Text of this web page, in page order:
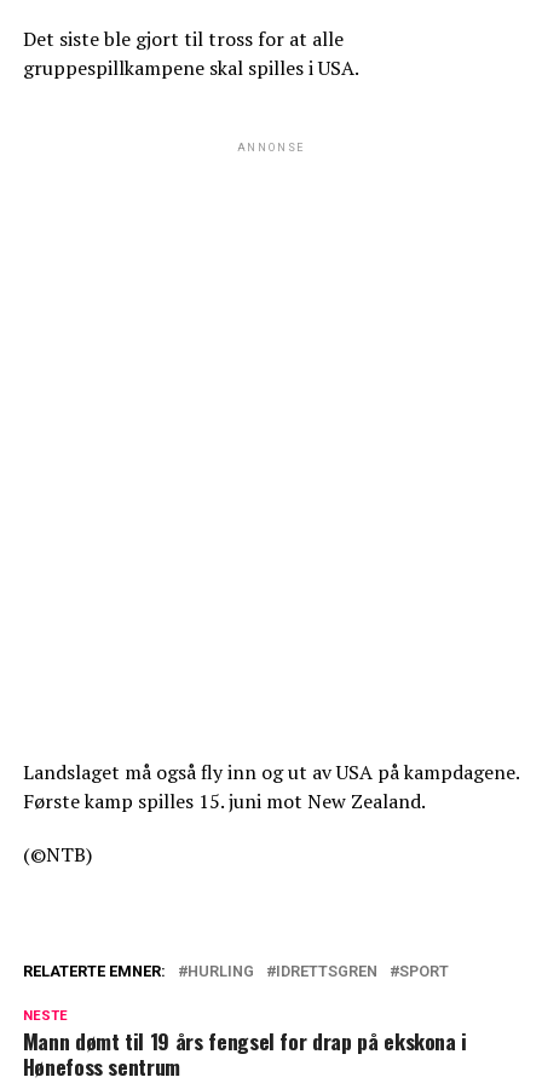
Det siste ble gjort til tross for at alle
gruppespillkampene skal spilles i USA.
ANNONSE
Landslaget må også fly inn og ut av USA på kampdagene.
Første kamp spilles 15. juni mot New Zealand.
(©NTB)
RELATERTE EMNER: HURLING IDRETTSGREN SPORT
NESTE
Mann dømt til 19 års fengsel for drap på ekskona i
Hønefoss sentrum